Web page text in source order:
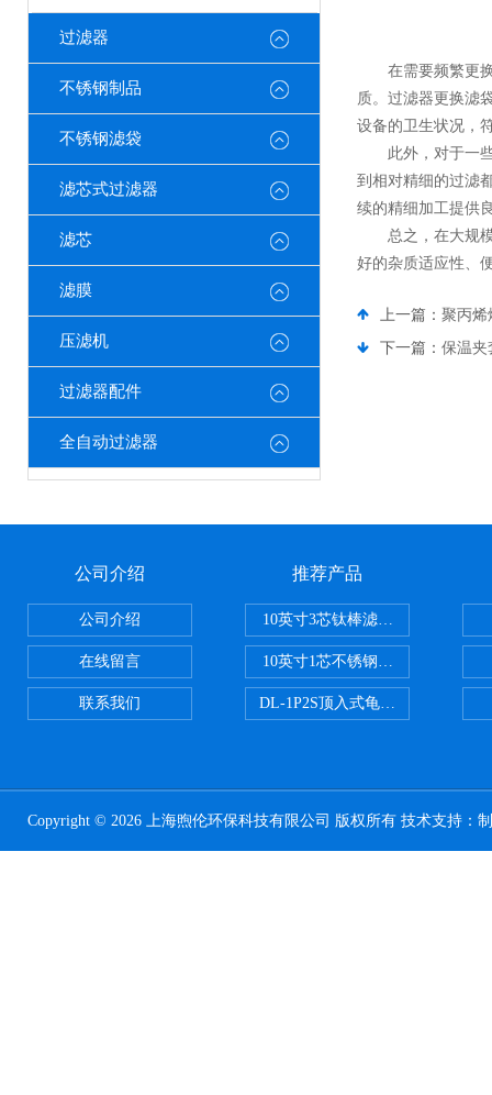
过滤器
不锈钢制品
不锈钢滤袋
滤芯式过滤器
滤芯
滤膜
压滤机
过滤器配件
全自动过滤器
在需要频繁更换
质。过滤器更换滤
设备的卫生状况，
此外，对于一些
到相对精细的过滤
续的精细加工提供
总之，在大规模
好的杂质适应性、
上一篇： 聚丙烯
下一篇： 保温夹
公司介绍
公司介绍
在线留言
联系我们
推荐产品
10英寸3芯钛棒滤芯过滤器
10英寸1芯不锈钢钛棒过滤器
DL-1P2S顶入式龟背过滤器
Copyright © 2026 上海煦伦环保科技有限公司 版权所有 技术支持：